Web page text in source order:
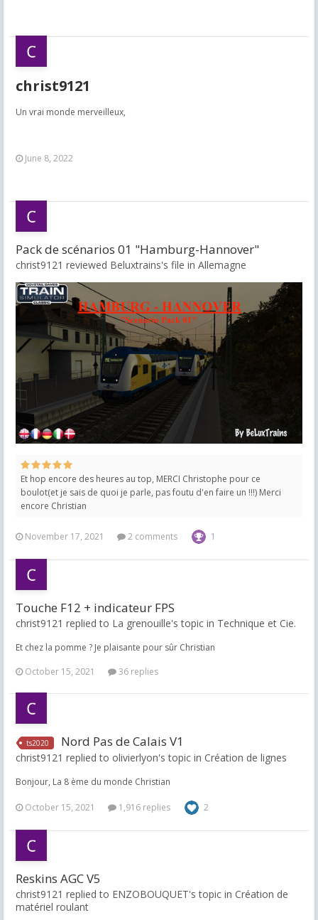
christ9121
Un vrai monde merveilleux,
June 8, 2022
Pack de scénarios 01 "Hamburg-Hannover"
christ9121 reviewed Beluxtrains's file in Allemagne
Et hop encore des heures au top, MERCI Christophe pour ce
boulot(et je sais de quoi je parle, pas foutu d'en faire un !!!) Merci
encore Christian
November 17, 2021 2 comments 1
Touche F12 + indicateur FPS
christ9121 replied to La grenouille's topic in Technique et Cie.
Et chez la pomme ? Je plaisante pour sûr Christian
October 15, 2021
36 replies
ts2020 Nord Pas de Calais V1
christ9121 replied to olivierlyon's topic in Création de lignes
Bonjour, La 8 ème du monde Christian
October 15, 2021 1,916 replies 2
Reskins AGC V5
christ9121 replied to ENZOBOUQUET's topic in Création de
matériel roulant